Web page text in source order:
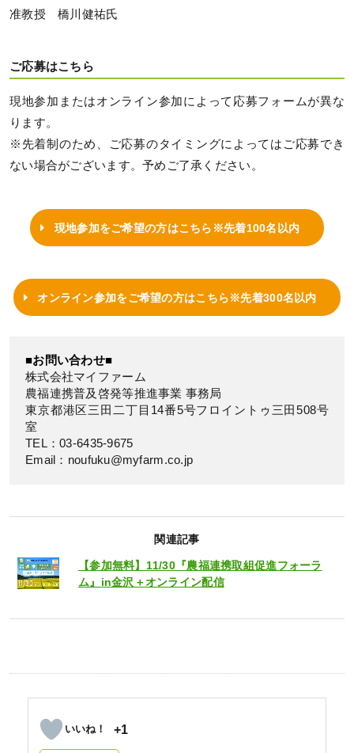
准教授 橋川健祐氏
ご応募はこちら
現地参加またはオンライン参加によって応募フォームが異な
ります。
※先着制のため、ご応募のタイミングによってはご応募でき
ない場合がございます。予めご了承ください。
現地参加をご希望の方はこちら※先着100名以内
オンライン参加をご希望の方はこちら※先着300名以内
■お問い合わせ■
株式会社マイファーム
農福連携普及啓発等推進事業 事務局
東京都港区三田二丁目14番5号フロイントゥ三田508号
室
TEL：03-6435-9675
Email：noufuku@myfarm.co.jp
関連記事
【参加無料】11/30『農福連携取組促進フォーラ
ム』in金沢＋オンライン配信
+1